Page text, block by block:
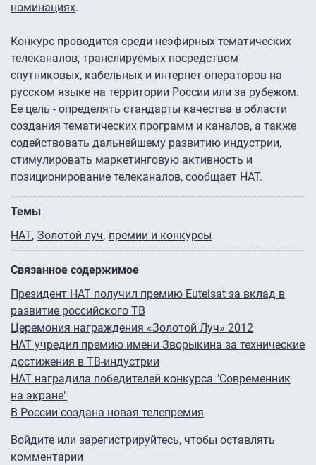
номинациях.
Конкурс проводится среди неэфирных тематических
телеканалов, транслируемых посредством
спутниковых, кабельных и интернет-операторов на
русском языке на территории России или за рубежом.
Ее цель - определять стандарты качества в области
создания тематических программ и каналов, а также
содействовать дальнейшему развитию индустрии,
стимулировать маркетинговую активность и
позиционирование телеканалов, сообщает НАТ.
Темы
НАТ Золотой луч премии и конкурсы
Связанное содержимое
Президент НАТ получил премию Eutelsat за вклад в
развитие российского ТВ
Церемония награждения «Золотой Луч» 2012
НАТ учредил премию имени Зворыкина за технические
достижения в ТВ-индустрии
НАТ наградила победителей конкурса "Современник
на экране"
В России создана новая телепремия
Войдите или зарегистрируйтесь, чтобы оставлять
комментарии